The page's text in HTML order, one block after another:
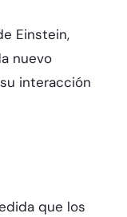
Einstein,
nuevo
interacción
que los